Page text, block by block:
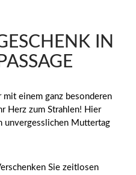
IN
einem ganz besonderen
Herz zum Strahlen! Hier
unvergesslichen Muttertag
Sie zeitlosen